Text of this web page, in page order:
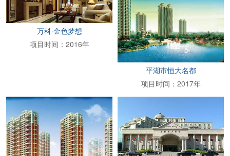
万科·金色梦想
项目时间：2016年
平湖市恒大名都
项目时间：2017年